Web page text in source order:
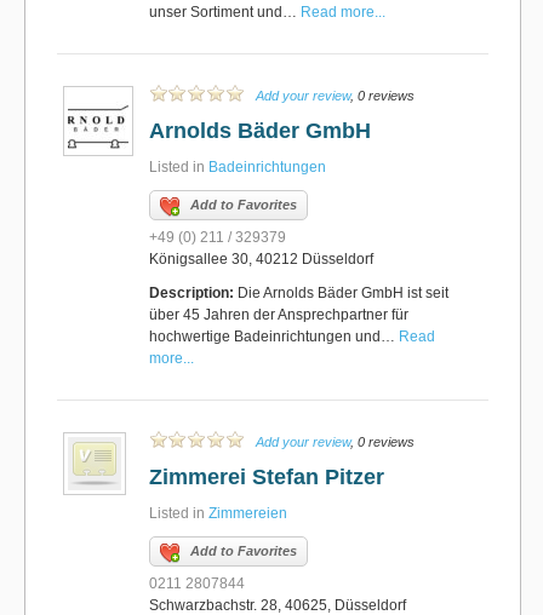
unser Sortiment und… Read more...
Add your review, 0 reviews
Arnolds Bäder GmbH
Listed in Badeinrichtungen
Add to Favorites
+49 (0) 211 / 329379
Königsallee 30, 40212 Düsseldorf
Description: Die Arnolds Bäder GmbH ist seit
über 45 Jahren der Ansprechpartner für
hochwertige Badeinrichtungen und… Read
more...
Add your review, 0 reviews
Zimmerei Stefan Pitzer
Listed in Zimmereien
Add to Favorites
0211 2807844
Schwarzbachstr. 28, 40625, Düsseldorf